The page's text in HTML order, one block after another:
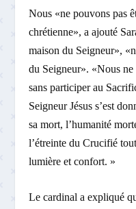
Nous «ne pouvons pas
chrétienne», a ajouté
maison du Seigneur»,
du Seigneur». «Nous
sans participer au
Seigneur Jésus s’est
sa mort, l’humanité
l’étreinte du Crucifié
lumière et confort. »
Le cardinal a expliqué